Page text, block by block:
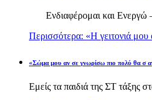
Ενδιαφέρομαι και Ενεργώ
Περισσότερα: «Η γειτονιά
«Σώμα μου αν σε γνωρίσω πιο πολύ θα σ
Εμείς τα παιδιά της ΣΤ τάξης